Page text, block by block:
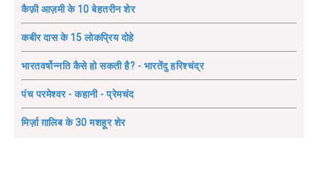
कैफ़ी आज़मी के 10 बेहतरीन शेर
कबीर दास के 15 लोकप्रिय दोहे
भारतवर्षोन्नति कैसे हो सकती है? - भारतेंदु हरिश्चंद्र
पंच परमेश्वर - कहानी - प्रेमचंद
मिर्ज़ा ग़ालिब के 30 मशहूर शेर